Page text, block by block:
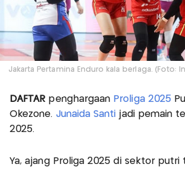
Jakarta Pertamina Enduro kala berlaga. (Foto:
DAFTAR penghargaan Proliga 2025
Okezone. Junaida Santi jadi pemain
2025.
Ya, ajang Proliga 2025 di sektor putri